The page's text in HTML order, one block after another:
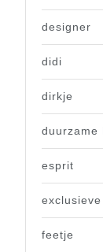
designer
didi
dirkje
duurzame
esprit
feetje